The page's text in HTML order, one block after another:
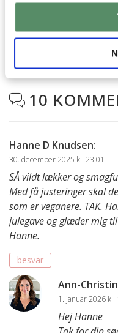
hilsen, så kan du skrive til
hvis det allerede er stillet
, hvor jeg
spørgsmål' til min
 10
Hanne D Knudsen:
30. december 2025 kl. 23:01
SÅ vildt lækker og
Med få justeringer skal
som er veganere. TAK.
julegave og glæder mig
Hanne.
besvar
Ann-
1. januar 2026 kl.
Hej Hanne